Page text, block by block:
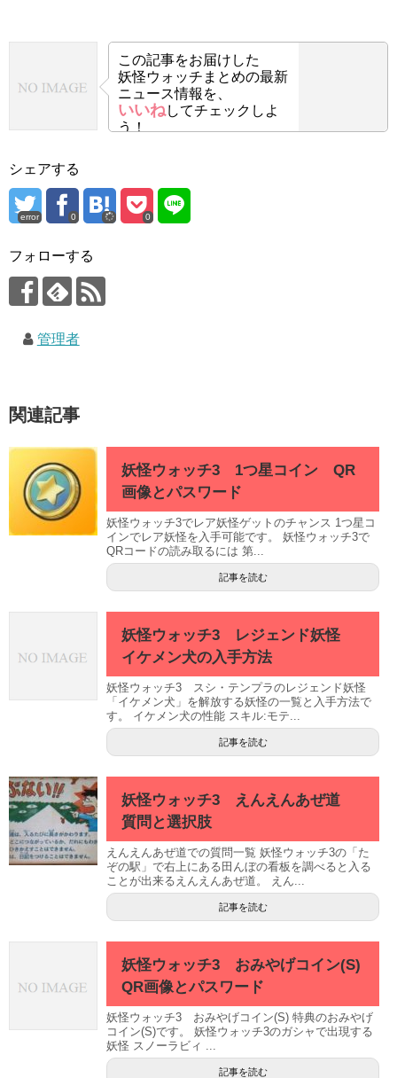
この記事をお届けした
妖怪ウォッチまとめの最新
ニュース情報を、
いいねしてチェックしよ
う！
シェアする
error 0 0
フォローする
管理者
関連記事
妖怪ウォッチ3 1つ星コイン QR
画像とパスワード
妖怪ウォッチ3でレア妖怪ゲットのチャンス 1つ星コ
インでレア妖怪を入手可能です。 妖怪ウォッチ3で
QRコードの読み取るには 第...
記事を読む
妖怪ウォッチ3 レジェンド妖怪
イケメン犬の入手方法
妖怪ウォッチ3 スシ・テンプラのレジェンド妖怪
「イケメン犬」を解放する妖怪の一覧と入手方法で
す。 イケメン犬の性能 スキル:モテ...
記事を読む
妖怪ウォッチ3 えんえんあぜ道
質問と選択肢
えんえんあぜ道での質問一覧 妖怪ウォッチ3の「た
ぞの駅」で右上にある田んぼの看板を調べると入る
ことが出来るえんえんあぜ道。 えん...
記事を読む
妖怪ウォッチ3 おみやげコイン(S)
QR画像とパスワード
妖怪ウォッチ3 おみやげコイン(S) 特典のおみやげ
コイン(S)です。 妖怪ウォッチ3のガシャで出現する
妖怪 スノーラビィ ...
記事を読む